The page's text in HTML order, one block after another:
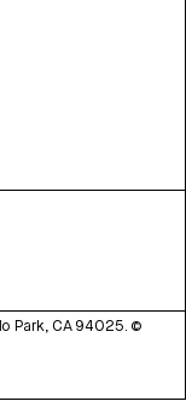
Park, CA 94025. ©